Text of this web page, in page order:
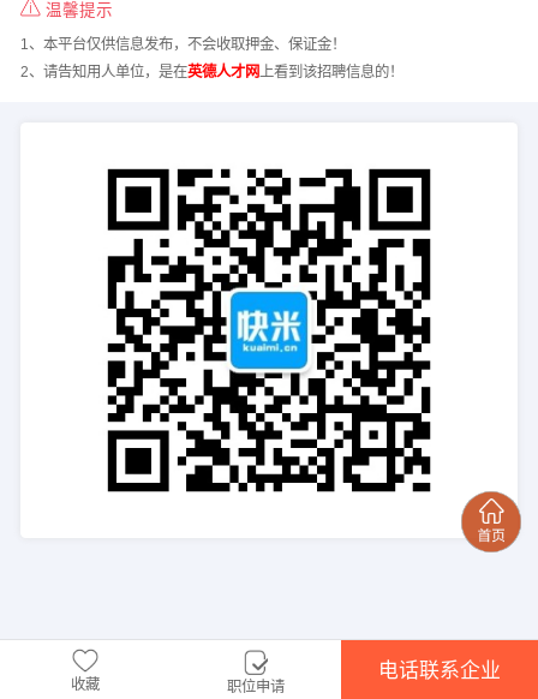
温馨提示
1、本平台仅供信息发布，不会收取押金、保证金！
2、请告知用人单位，是在英德人才网上看到该招聘信息的！
收藏 职位申请
电话联系企业